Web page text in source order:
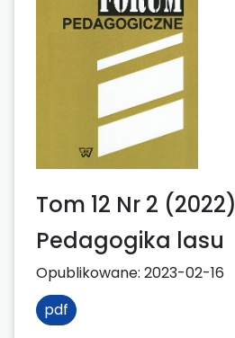
Tom 12 Nr 2 (2022)
Pedagogika lasu
Opublikowane: 2023-02-16
pdf